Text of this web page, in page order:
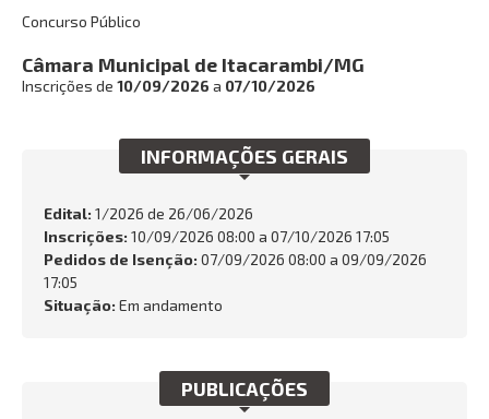
Esqueci a minha senha
INÍCIO
FALE CONOSCO
Busca:
BUSCAR
Concurso Público
Câmara Municipal de Itacarambi/MG
Inscrições de 10/09/2026 a 07/10/2026
INFORMAÇÕES GERAIS
Edital: 1/2026 de 26/06/2026
Inscrições: 10/09/2026 08:00 a 07/10/2026 17:05
Pedidos de Isenção: 07/09/2026 08:00 a 09/09/2026
17:05
Situação: Em andamento
PUBLICAÇÕES